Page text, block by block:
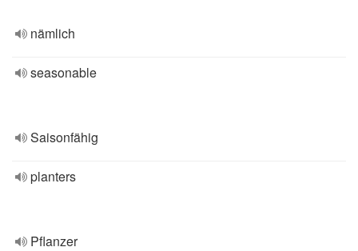
nämlich
seasonable
Saisonfähig
planters
Pflanzer